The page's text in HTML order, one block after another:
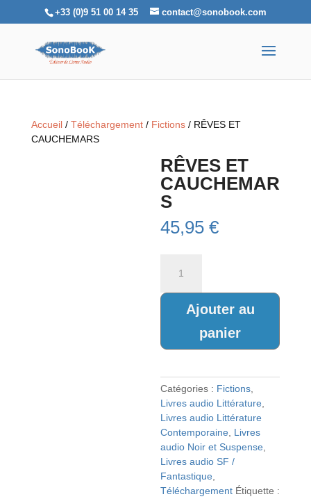
+33 (0)9 51 00 14 35 contact@sonobook.com
Accueil/ Téléchargement/ Fictions/ RÊVES ET
CAUCHEMARS
RÊVES ET
CAUCHEMAR
S
45,95€
CAUCHEMARS
Ajouter au
panier
Catégories : Fictions
Livres audio Littérature
Livres audio Littérature
Contemporaine Livres
audio Noir et Suspense
Livres audio SF /
Fantastique
Téléchargement Étiquette :